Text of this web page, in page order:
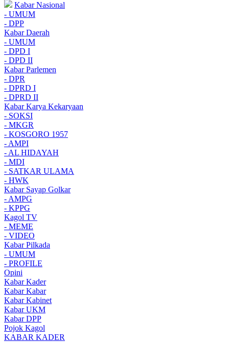
Kabar Nasional
- UMUM
- DPP
Kabar Daerah
- UMUM
- DPD I
- DPD II
Kabar Parlemen
- DPR
- DPRD I
- DPRD II
Kabar Karya Kekaryaan
- SOKSI
- MKGR
- KOSGORO 1957
- AMPI
- AL HIDAYAH
- MDI
- SATKAR ULAMA
- HWK
Kabar Sayap Golkar
- AMPG
- KPPG
Kagol TV
- MEME
- VIDEO
Kabar Pilkada
- UMUM
- PROFILE
Opini
Kabar Kader
Kabar Kabar
Kabar Kabinet
Kabar UKM
Kabar DPP
Pojok Kagol
KABAR KADER